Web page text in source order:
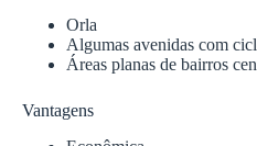
Orla
Algumas avenidas com
Áreas planas de bairros
Vantagens